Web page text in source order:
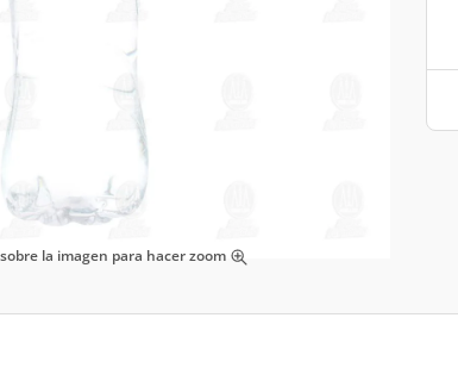
la imagen para hacer zoom